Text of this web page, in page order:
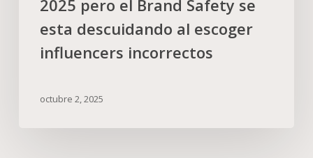
2025 pero el Brand Safety se
esta descuidando al escoger
influencers incorrectos
octubre 2, 2025